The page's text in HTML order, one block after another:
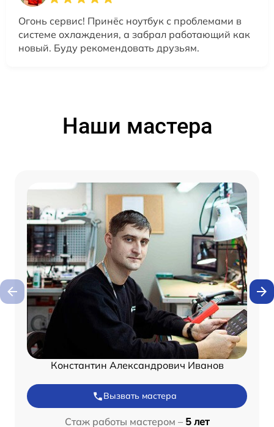
Огонь сервис! Принёс ноутбук с проблемами в
системе охлаждения, а забрал работающий как
новый. Буду рекомендовать друзьям.
Наши мастера
Константин Александрович Иванов
Вызвать мастера
Стаж работы мастером – 5 лет